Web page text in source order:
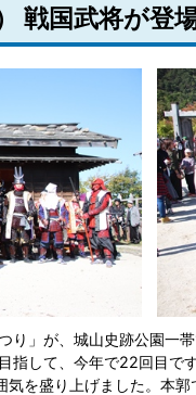
戦国武将が登
り」が、城山史跡公園一
指して、今年で22回目
を盛り上げました。本